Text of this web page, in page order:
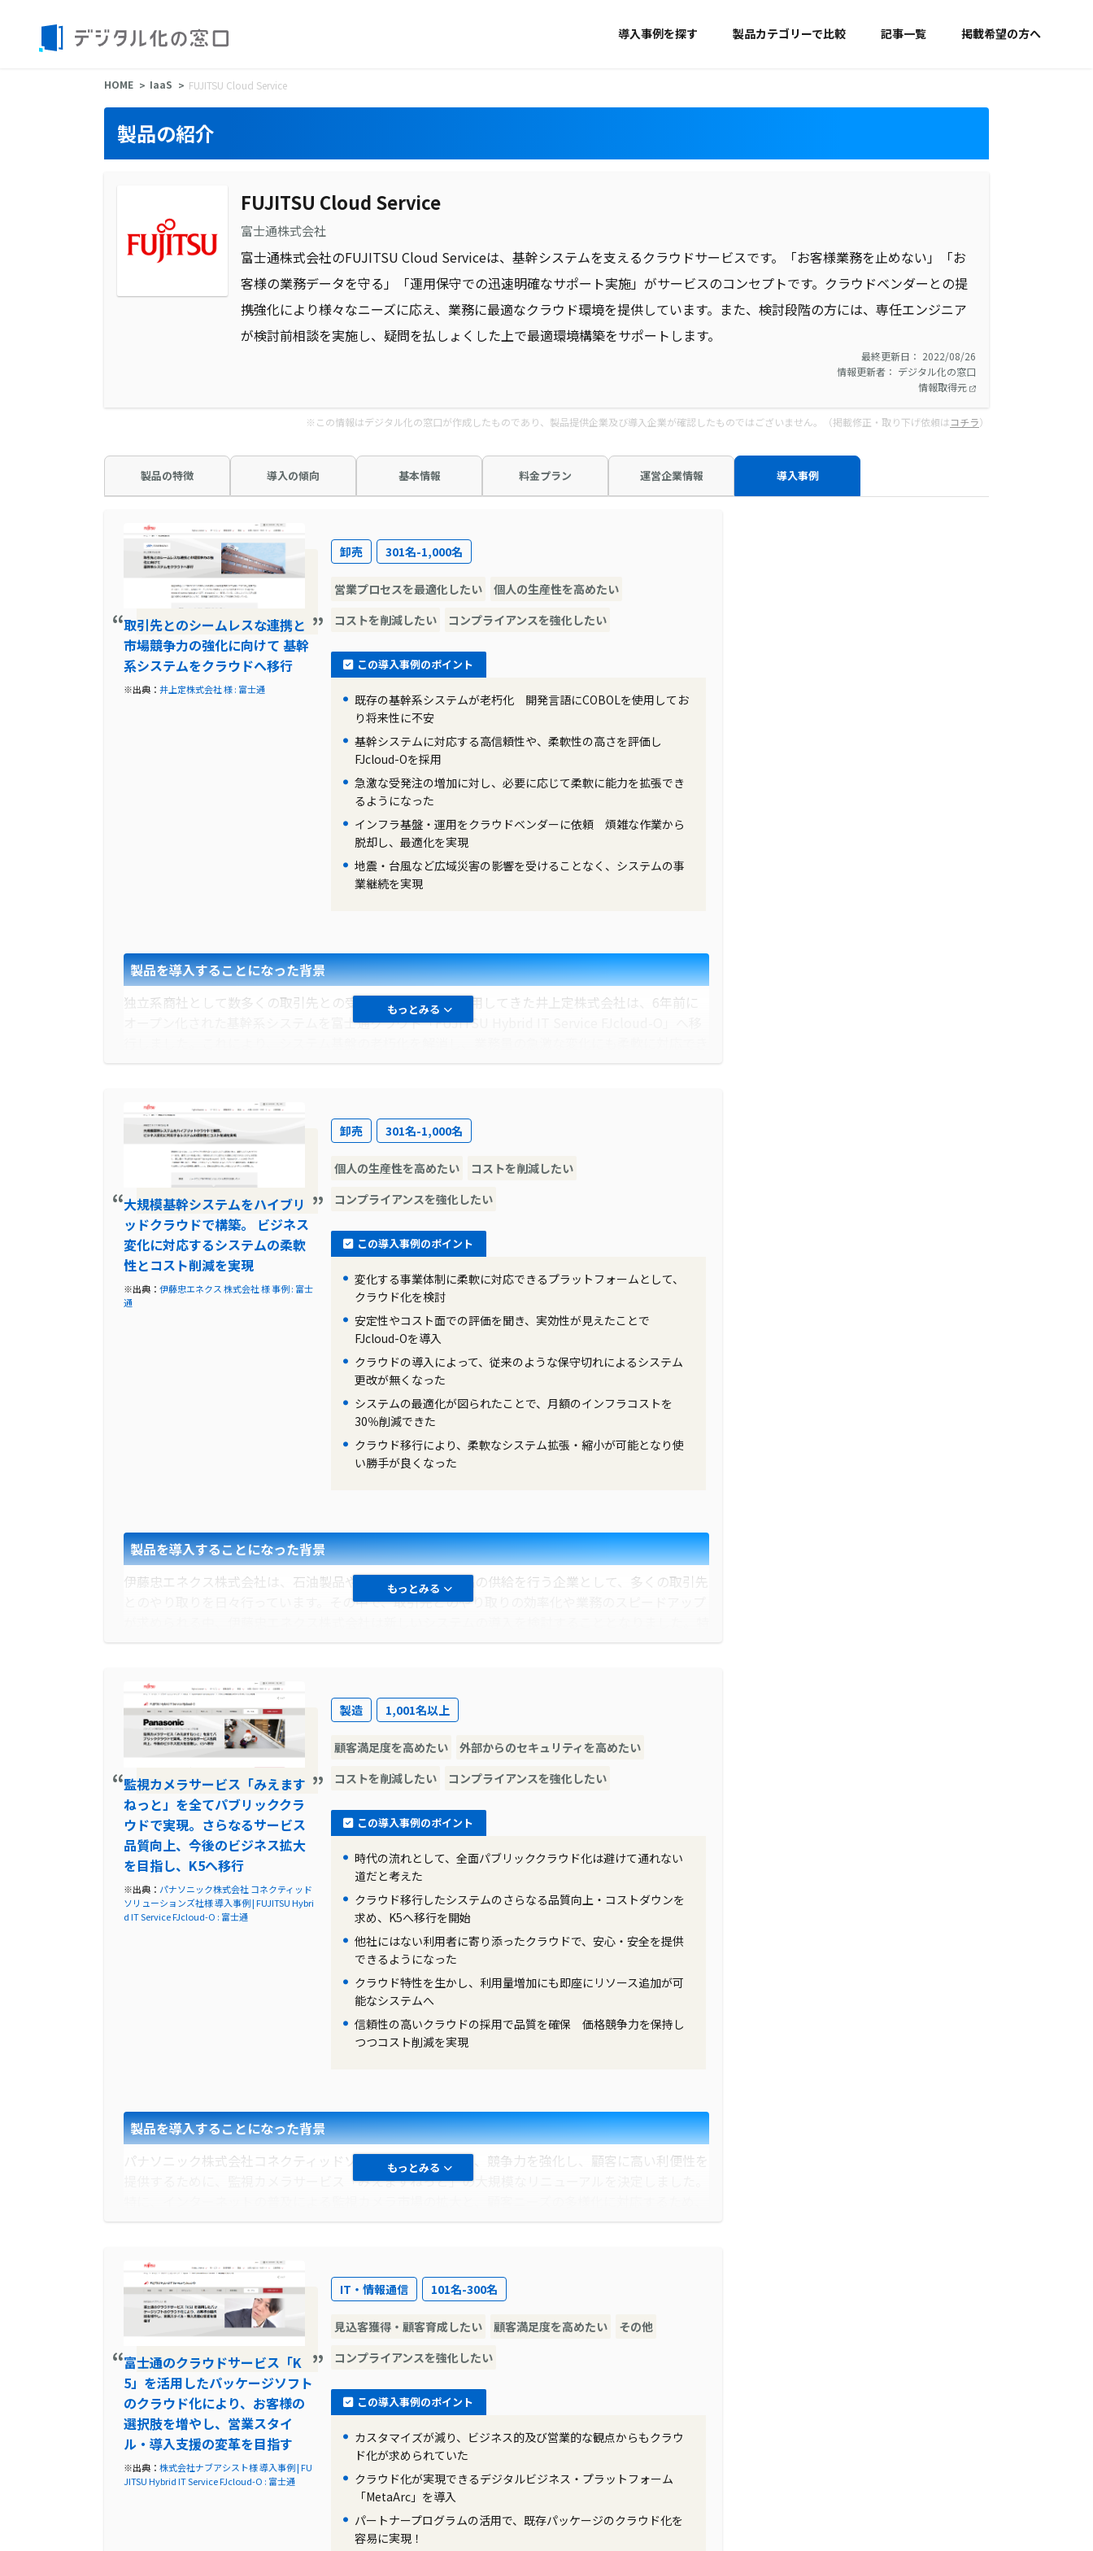
導入事例を探す 製品カテゴリーで比較 記事一覧 掲載希望の方へ
HOME IaaS FUJITSU Cloud Service
製品の紹介
FUJITSU Cloud Service
富士通株式会社
富士通株式会社のFUJITSU Cloud Serviceは、基幹システムを支えるクラウドサービスです。「お客様業務を止めない」「お
客様の業務データを守る」「運用保守での迅速明確なサポート実施」がサービスのコンセプトです。クラウドベンダーとの提
携強化により様々なニーズに応え、業務に最適なクラウド環境を提供しています。また、検討段階の方には、専任エンジニア
が検討前相談を実施し、疑問を払しょくした上で最適環境構築をサポートします。
最終更新日： 2022/08/26
情報更新者： デジタル化の窓口
情報取得元
※この情報はデジタル化の窓口が作成したものであり、製品提供企業及び導入企業が確認したものではございません。（掲載修正・取り下げ依頼はコチラ）
製品の特徴 導入の傾向 基本情報 料金プラン 運営企業情報 導入事例
取引先とのシームレスな連携と
市場競争力の強化に向けて 基幹
系システムをクラウドへ移行
※出典： 井上定株式会社 様 : 富士通
卸売 301名-1,000名
営業プロセスを最適化したい
個人の生産性を高めたい
コストを削減したい
コンプライアンスを強化したい
この導入事例のポイント
既存の基幹系システムが老朽化 開発言語にCOBOLを使用してお
り将来性に不安
基幹システムに対応する高信頼性や、柔軟性の高さを評価し
FJcloud-Oを採用
急激な受発注の増加に対し、必要に応じて柔軟に能力を拡張でき
るようになった
インフラ基盤・運用をクラウドベンダーに依頼 煩雑な作業から
脱却し、最適化を実現
地震・台風など広域災害の影響を受けることなく、システムの事
業継続を実現
もっとみる
製品を導入することになった背景
独立系商社として数多くの取引先との受発注業務にICTを活用してきた井上定株式会社は、6年前に
オープン化された基幹系システムを富士通クラウド「FUJITSU Hybrid IT Service FJcloud-O」へ移
るようになりました。
導入前に企業が抱えていた課題
井上定株式会社は、鉄鋼二次製品販売業として1936年に創業し、独立系商社として多岐にわたる商
品を取り扱っています。しかし、本社の建物やサーバの老朽化、開発言語COBOLの将来性への不
安、販売管理と会計の連携不足など、さまざまな課題を抱えていました。
導入前の課題に対する解決策
2014年にシステム入れ替えの検討を開始し、外部コンサルタントの支援を受けて目指すべきシステ
ム像を明確化しました。その結果、基幹系システムをパッケージソフトウェアにリプレースすること
を決定。さらに、システム基盤もクラウドへの移行を決定しました。
FJcloud-Oの導入により、システムの柔軟性が向上しました。オンプレミスではサーバのサイジング
が課題でしたが、FJcloud-Oでは必要に応じて柔軟に能力を拡張できるようになりました。また、大
型台風が関西に上陸した際にも、FJcloud-O上のシステムは問題なく稼働を続けるなど、事業継続性
大規模基幹システムをハイブリ
ッドクラウドで構築。 ビジネス
変化に対応するシステムの柔軟
性とコスト削減を実現
※出典： 伊藤忠エネクス 株式会社 様 事例 : 富士
通
卸売 301名-1,000名
個人の生産性を高めたい
コストを削減したい
コンプライアンスを強化したい
この導入事例のポイント
変化する事業体制に柔軟に対応できるプラットフォームとして、
クラウド化を検討
安定性やコスト面での評価を聞き、実効性が見えたことで
FJcloud-Oを導入
クラウドの導入によって、従来のような保守切れによるシステム
更改が無くなった
システムの最適化が図られたことで、月額のインフラコストを
30％削減できた
クラウド移行により、柔軟なシステム拡張・縮小が可能となり使
い勝手が良くなった
もっとみる
製品を導入することになった背景
伊藤忠エネクス株式会社は、石油製品やエネルギー関連商品の供給を行う企業として、多くの取引先
とのやり取りを日々行っています。その中で、取引先とのやり取りの効率化や業務のスピードアップ
に、取引先との情報共有をよりスムーズに行うための手段として、新しいITシステムの導入が必要と
導入前に企業が抱えていた課題
伊藤忠エネクス株式会社は、取引先との情報共有の際に、情報の非効率なやり取りや情報の遅延が発
生していました。また、取引先とのコミュニケーションの中で、情報の齟齬やミスが生じることもあ
り、これらの問題を解消するための新しいシステムの導入が求められていました。さらに、業務の効
率化やスピードアップを図るためには、情報の一元管理やリアルタイムでの情報共有が必要となって
いました。
導入前の課題に対する解決策
伊藤忠エネクス株式会社は、これらの課題を解決するために、富士通株式会社の「Interstage
Business Operations Platform」を導入することを決定しました。この製品は、情報の一元管理やリ
アルタイムでの情報共有を実現することができるため、取引先との情報共有の効率化や業務のスピー
ドアップを図ることができました。また、この製品には、取引先との情報の齟齬やミスを減少させる
ための機能も備えており、伊藤忠エネクス株式会社の課題解決に大いに貢献しました。
「Interstage Business Operations Platform」の導入により、伊藤忠エネクス株式会社は、取引先と
製品の導入により、多くの業務改善の効果を実感することができました。
監視カメラサービス「みえます
ねっと」を全てパブリッククラ
ウドで実現。さらなるサービス
品質向上、今後のビジネス拡大
を目指し、K5へ移行
※出典： パナソニック株式会社 コネクティッド
ソリューションズ社様 導入事例 | FUJITSU Hybri
d IT Service FJcloud-O : 富士通
製造 1,001名以上
顧客満足度を高めたい
外部からのセキュリティを高めたい
コストを削減したい
コンプライアンスを強化したい
この導入事例のポイント
時代の流れとして、全面パブリッククラウド化は避けて通れない
道だと考えた
クラウド移行したシステムのさらなる品質向上・コストダウンを
求め、K5へ移行を開始
他社にはない利用者に寄り添ったクラウドで、安心・安全を提供
できるようになった
クラウド特性を生かし、利用量増加にも即座にリソース追加が可
能なシステムへ
信頼性の高いクラウドの採用で品質を確保 価格競争力を保持し
つつコスト削減を実現
もっとみる
製品を導入することになった背景
パナソニック株式会社コネクティッドソリューションズ社は、競争力を強化し、顧客に高い利便性を
提供するために、監視カメラサービス「みえますねっと」の大規模なリニューアルを決定しました。
サービスを全面的にパブリッククラウドへ移行することが必要とされました。この決断は、サービス
導入前に企業が抱えていた課題
導入前、同社は複数の課題に直面していました。市場の競争が激化し、顧客からの要求が高まってい
たこと、インフラの安定性と品質の向上が求められていたこと、そしてコスト削減の必要性がありま
した。また、利便性を高め、顧客エンゲージメントを強化するためには、システムの柔軟性とスケー
ラビリティが不可欠でした。これらの課題に対処するためには、従来のインフラを見直し、より効率
的かつ効果的なソリューションを探求する必要がありました。
導入前の課題に対する解決策
これらの課題に対処するため、パナソニック株式会社コネクティッドソリューションズ社は、
FUJITSU Hybrid IT Service FJcloud-Oを選択しました。このサービスは、必要なストレージ容量を
予め想定せずに利用できるオンライン拡張機能を提供しており、利用量に応じたリソースの追加が容
易でした。また、システムの冗長化による高い可用性と、クラウド特有の柔軟性を活用して、サービ
富士通のクラウドサービス「K
5」を活用したパッケージソフト
のクラウド化により、お客様の
選択肢を増やし、営業スタイ
ル・導入支援の変革を目指す
※出典： 株式会社ナブアシスト様 導入事例 | FU
JITSU Hybrid IT Service FJcloud-O : 富士通
IT・情報通信 101名-300名
見込客獲得・顧客育成したい 顧客満足度を高めたい
その他
コンプライアンスを強化したい
この導入事例のポイント
カスタマイズが減り、ビジネス的及び営業的な観点からもクラウ
ド化が求められていた
クラウド化が実現できるデジタルビジネス・プラットフォーム
「MetaArc」を導入
パートナープログラムの活用で、既存パッケージのクラウド化を
容易に実現！